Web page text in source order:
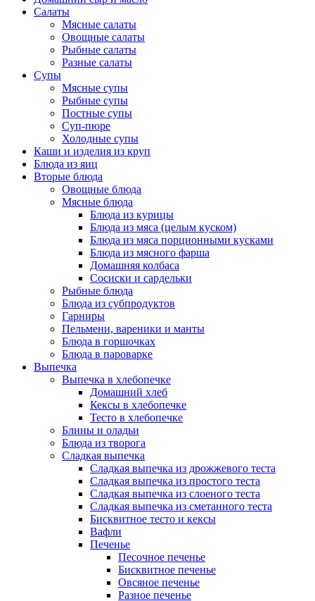
Салаты
Мясные салаты
Овощные салаты
Рыбные салаты
Разные салаты
Супы
Мясные супы
Рыбные супы
Постные супы
Суп-пюре
Холодные супы
Каши и изделия из круп
Блюда из яиц
Вторые блюда
Овощные блюда
Мясные блюда
Блюда из курицы
Блюда из мяса (целым куском)
Блюда из мяса порционными кусками
Блюда из мясного фарша
Домашняя колбаса
Сосиски и сардельки
Рыбные блюда
Блюда из субпродуктов
Гарниры
Пельмени, вареники и манты
Блюда в горшочках
Блюда в пароварке
Выпечка
Выпечка в хлебопечке
Домашний хлеб
Кексы в хлебопечке
Тесто в хлебопечке
Блины и оладьи
Блюда из творога
Сладкая выпечка
Сладкая выпечка из дрожжевого теста
Сладкая выпечка из простого теста
Сладкая выпечка из слоеного теста
Сладкая выпечка из сметанного теста
Бисквитное тесто и кексы
Вафли
Печенье
Песочное печенье
Бисквитное печенье
Овсяное печенье
Разное печенье